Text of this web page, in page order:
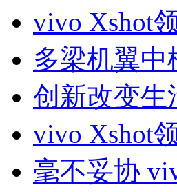
vivo Xshot
多梁机翼
创新改变生
vivo Xshot
毫不妥协